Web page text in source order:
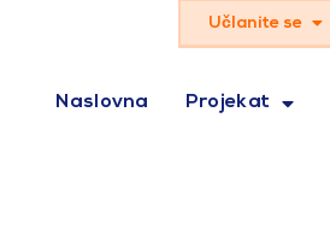
Učlanite se
Naslovna Projekat